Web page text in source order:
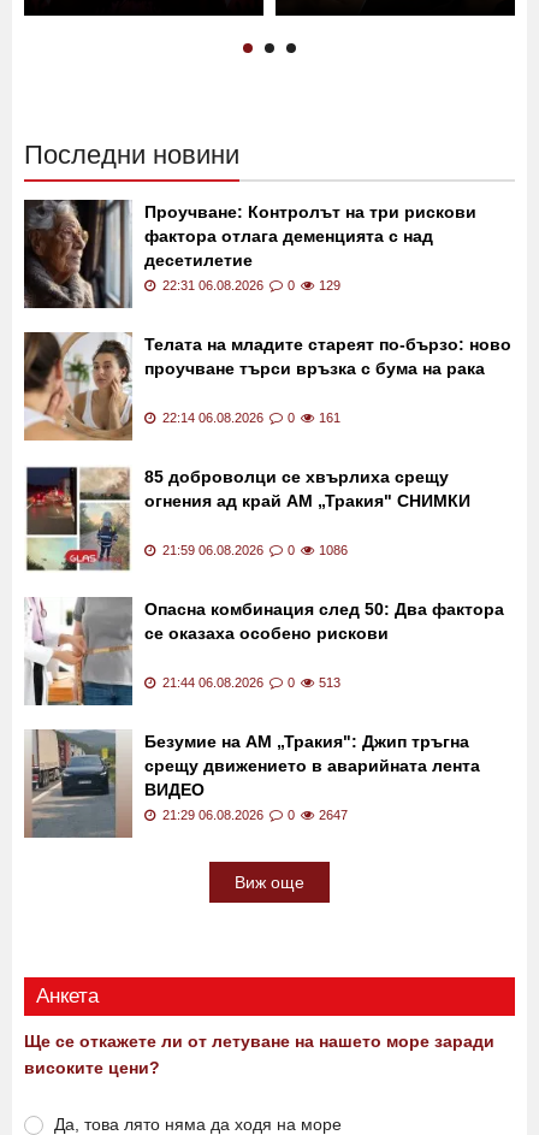
Последни новини
Проучване: Контролът на три рискови
фактора отлага деменцията с над
десетилетие
22:31 06.08.2026 0 129
Телата на младите стареят по-бързо: ново
проучване търси връзка с бума на рака
22:14 06.08.2026 0 161
85 доброволци се хвърлиха срещу
огнения ад край АМ „Тракия" СНИМКИ
21:59 06.08.2026 0 1086
Опасна комбинация след 50: Два фактора
се оказаха особено рискови
21:44 06.08.2026 0 513
Безумие на АМ „Тракия": Джип тръгна
срещу движението в аварийната лента
ВИДЕО
21:29 06.08.2026 0 2647
Виж още
Анкета
Ще се откажете ли от летуване на нашето море заради
високите цени?
Да, това лято няма да ходя на море